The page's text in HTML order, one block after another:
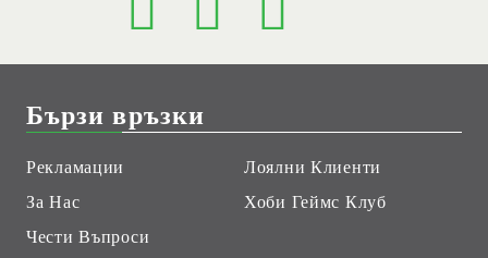
Бързи връзки
Рекламации
За Нас
Чести Въпроси
Лоялни Клиенти
Хоби Геймс Клуб